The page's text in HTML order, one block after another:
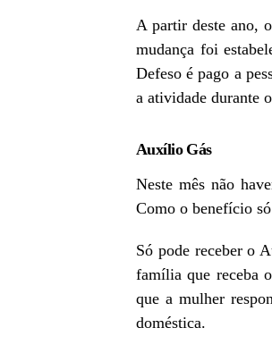
A partir deste ano,
mudança foi
Defeso é pago a
a atividade durante
Auxílio Gás
Neste mês não
Como o benefício
Só pode receber o
família que receba
que a mulher
doméstica.